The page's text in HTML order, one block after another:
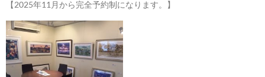
【2025年11月から完全予約制になります。】